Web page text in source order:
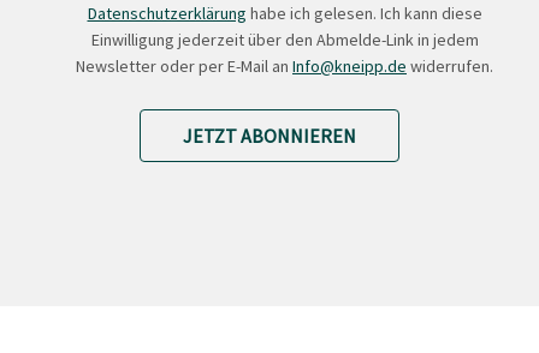
Datenschutzerklärung habe ich gelesen. Ich kann diese
Einwilligung jederzeit über den Abmelde-Link in jedem
Newsletter oder per E-Mail an Info@kneipp.de widerrufen.
JETZT ABONNIEREN